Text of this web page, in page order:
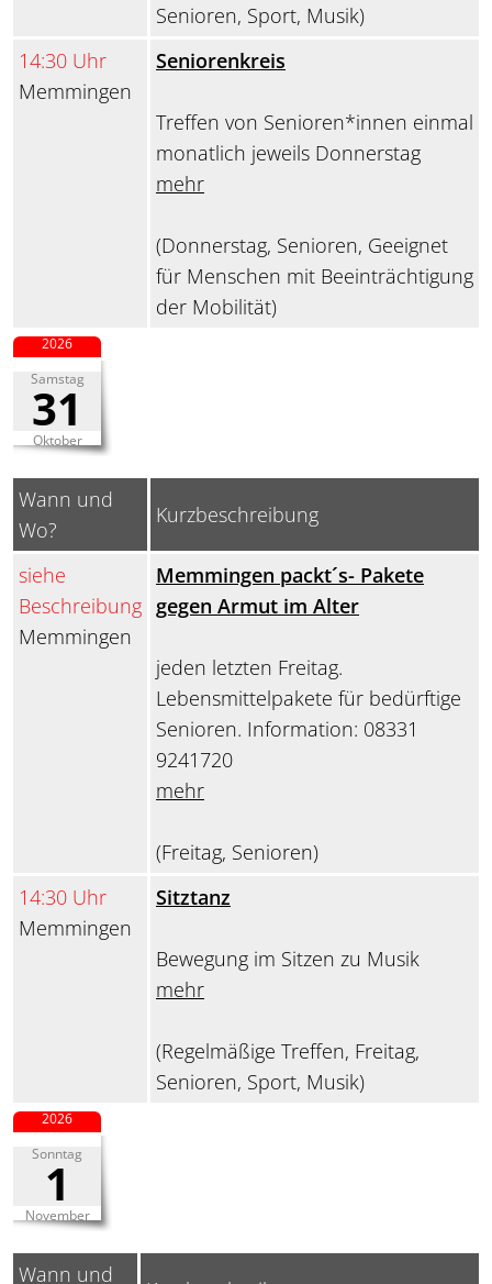
Senioren, Sport, Musik)
14:30 Uhr
Memmingen
Seniorenkreis
Treffen von Senioren*innen einmal
monatlich jeweils Donnerstag
mehr
(Donnerstag, Senioren, Geeignet
für Menschen mit Beeinträchtigung
der Mobilität)
Samstag
31
Oktober
2026
Wann und
Wo?
Kurzbeschreibung
siehe
Beschreibung
Memmingen
Memmingen packt´s- Pakete
gegen Armut im Alter
jeden letzten Freitag.
Lebensmittelpakete für bedürftige
Senioren. Information: 08331
9241720
mehr
(Freitag, Senioren)
14:30 Uhr
Memmingen
Sitztanz
Bewegung im Sitzen zu Musik
mehr
(Regelmäßige Treffen, Freitag,
Senioren, Sport, Musik)
Sonntag
1
November
2026
Wann und